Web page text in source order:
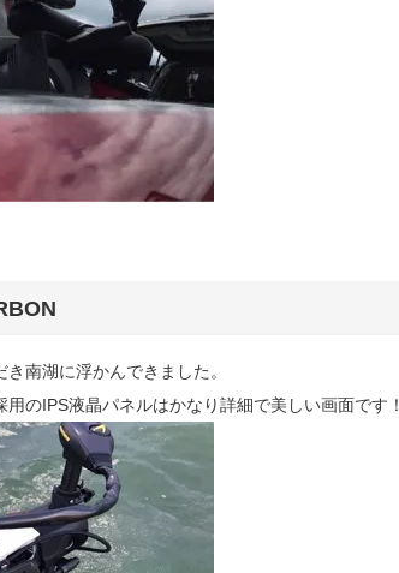
南湖に浮かんできました。
のIPS液晶パネルはかなり詳細で美しい画面です！